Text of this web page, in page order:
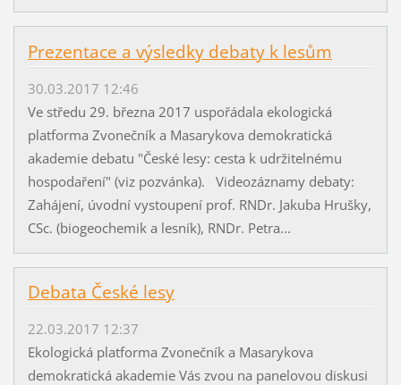
Prezentace a výsledky debaty k lesům
30.03.2017 12:46
Ve středu 29. března 2017 uspořádala ekologická
platforma Zvonečník a Masarykova demokratická
akademie debatu "České lesy: cesta k udržitelnému
hospodaření" (viz pozvánka). Videozáznamy debaty:
Zahájení, úvodní vystoupení prof. RNDr. Jakuba Hrušky,
CSc. (biogeochemik a lesník), RNDr. Petra...
Debata České lesy
22.03.2017 12:37
Ekologická platforma Zvonečník a Masarykova
demokratická akademie Vás zvou na panelovou diskusi